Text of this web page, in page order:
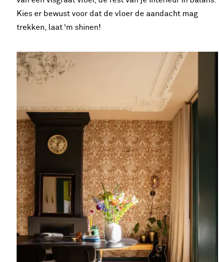
Kies er bewust voor dat de vloer de aandacht mag
trekken, laat ‘m shinen!